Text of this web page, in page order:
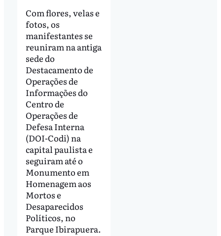
Com flores, velas e
fotos, os
manifestantes se
reuniram na antiga
sede do
Destacamento de
Operações de
Informações do
Centro de
Operações de
Defesa Interna
(DOI-Codi) na
capital paulista e
seguiram até o
Monumento em
Homenagem aos
Mortos e
Desaparecidos
Políticos, no
Parque Ibirapuera.